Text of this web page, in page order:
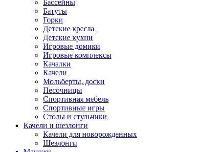
Бассейны
Батуты
Горки
Детские кресла
Детские кухни
Игровые домики
Игровые комплексы
Качалки
Качели
Мольберты, доски
Песочницы
Спортивная мебель
Спортивные игры
Столы и стульчики
Качели и шезлонги
Качели для новорожденных
Шезлонги